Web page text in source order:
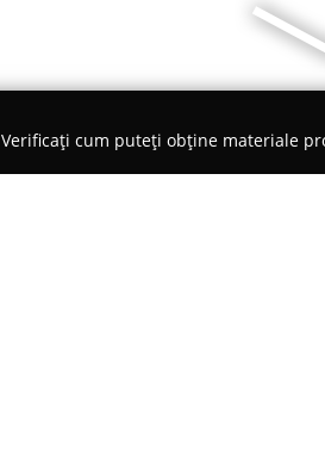
Verificați cum puteți obține materiale